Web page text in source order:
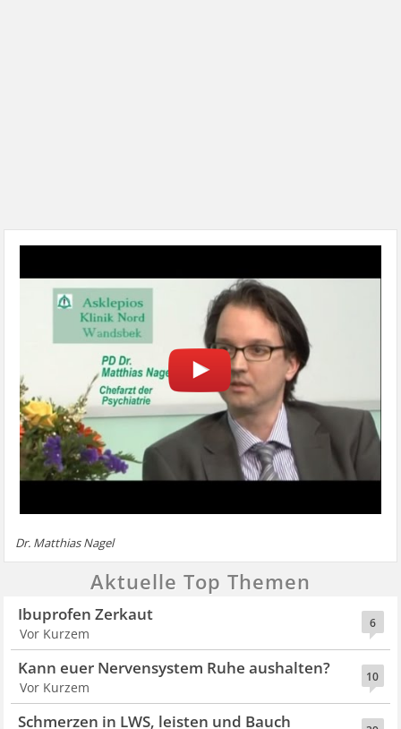
Dr. Matthias Nagel
Aktuelle Top Themen
6
Ibuprofen Zerkaut
Vor Kurzem
10
Kann euer Nervensystem Ruhe aushalten?
Vor Kurzem
Schmerzen in LWS, leisten und Bauch